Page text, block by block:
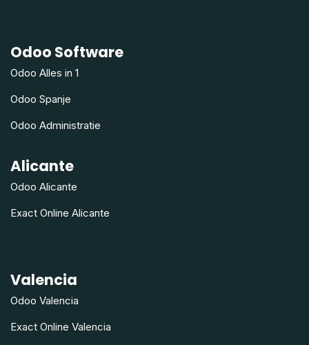
Odoo Software
Odoo Alles in 1
Odoo Spanje
Odoo Administratie
Alicante
Odoo Alicante
Exact Online Alicante
Valencia
Odoo Valencia
Exact Online Valencia